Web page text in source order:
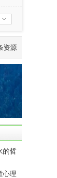
资源
的哲
心理